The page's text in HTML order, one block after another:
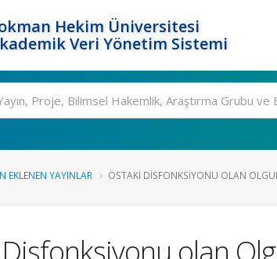
Hekim Üniversitesi
Veri Yönetim Sistemi
EKLENEN YAYINLAR ÖSTAKI DISFONKSIYONU OLAN
olan